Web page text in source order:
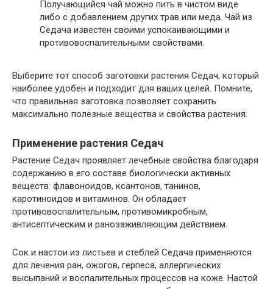
Получающийся чай можно пить в чистом виде
либо с добавлением других трав или меда. Чай из
Седача известен своими успокаивающими и
противовоспалительными свойствами.
Выберите тот способ заготовки растения Седач, который
наиболее удобен и подходит для ваших целей. Помните,
что правильная заготовка позволяет сохранить
максимально полезные вещества и свойства растения.
Применение растения Седач
Растение Седач проявляет лечебные свойства благодаря
содержанию в его составе биологически активных
веществ: флавоноидов, ксантонов, танинов,
каротиноидов и витаминов. Он обладает
противовоспалительным, противомикробным,
антисептическим и ранозаживляющим действием.
Сок и настои из листьев и стеблей Седача применяются
для лечения ран, ожогов, герпеса, аллергических
высыпаний и воспалительных процессов на коже. Настой